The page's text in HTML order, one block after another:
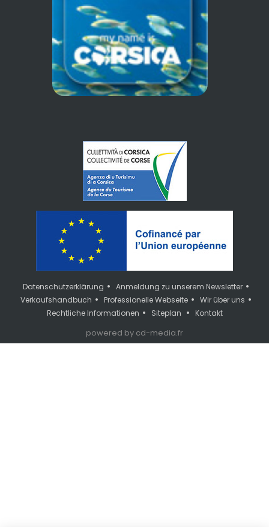
Datenschutzerklärung • Anmeldung zu unserem Newsletter •
Verkaufshandbuch • Professionelle Webseite • Wir über uns •
Rechtliche Informationen • Siteplan • Kontakt
powered by cd-media.fr